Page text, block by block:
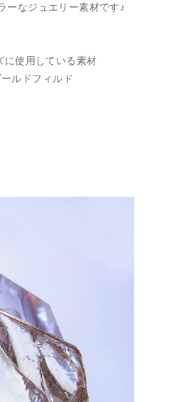
ーなジュエリー素材です♪
に使用している素材
ルドフィルド